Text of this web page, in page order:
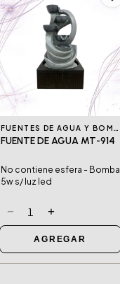
FUENTES DE AGUA Y BOMBAS DE AGUA
FUENTE DE AGUA MT-914
No contiene esfera - Bomba
5w s/ luz led
− 1 +
AGREGAR